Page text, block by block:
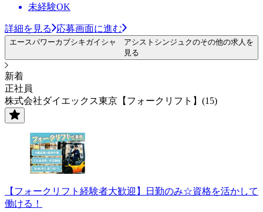
未経験OK
詳細を見る 応募画面に進む
エースパワーカブシキガイシャ アシストシンジュクのその他の求人を
見る
新着
正社員
株式会社ダイエックス東京【フォークリフト】(15)
【フォークリフト経験者大歓迎】日勤のみ☆資格を活かして
働ける！